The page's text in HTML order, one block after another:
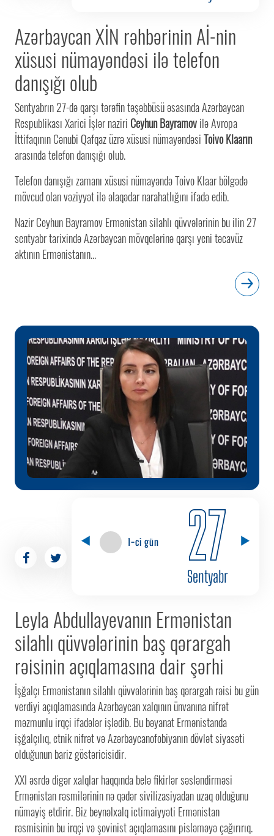
Azərbaycan XİN rəhbərinin Aİ-nin
xüsusi nümayəndəsi ilə telefon
danışığı olub
Sentyabrın 27-də qarşı tərəfin təşəbbüsü əsasında Azərbaycan
Respublikası Xarici İşlər naziri Ceyhun Bayramovilə Avropa
İttifaqının Cənubi Qafqaz üzrə xüsusi nümayəndəsiToivo Klaarın
arasında telefon danışığı olub.
Telefon danışığı zamanı xüsusi nümayəndə Toivo Klaar bölgədə
mövcud olan vəziyyət ilə əlaqədar narahatlığını ifadə edib.
Nazir Ceyhun Bayramov Ermənistan silahlı qüvvələrinin bu ilin 27
sentyabr tarixində Azərbaycan mövqelərinə qarşı yeni təcavüz
aktının Ermənistanın...
1-ci gün 27
Sentyabr
Leyla Abdullayevanın Ermənistan
silahlı qüvvələrinin baş qərargah
rəisinin açıqlamasına dair şərhi
İşğalçı Ermənistanın silahlı qüvvələrinin baş qərargah rəisi bu gün
verdiyi açıqlamasında Azərbaycan xalqının ünvanına nifrət
məzmunlu irqçi ifadələr işlədib. Bu bəyanat Ermənistanda
işğalçılıq, etnik nifrət və Azərbaycanofobiyanın dövlət siyasəti
olduğunun bariz göstəricisidir.
XXI əsrdə digər xalqlar haqqında belə fikirlər səsləndirməsi
Ermənistan rəsmilərinin nə qədər sivilizasiyadan uzaq olduğunu
nümayiş etdirir. Biz beynəlxalq ictimaiyyəti Ermənistan
rəsmisinin bu irqçi və şovinist açıqlamasını pisləməyə çağırırıq.